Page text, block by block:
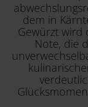
dem in
Gewürzt wird
Note, die